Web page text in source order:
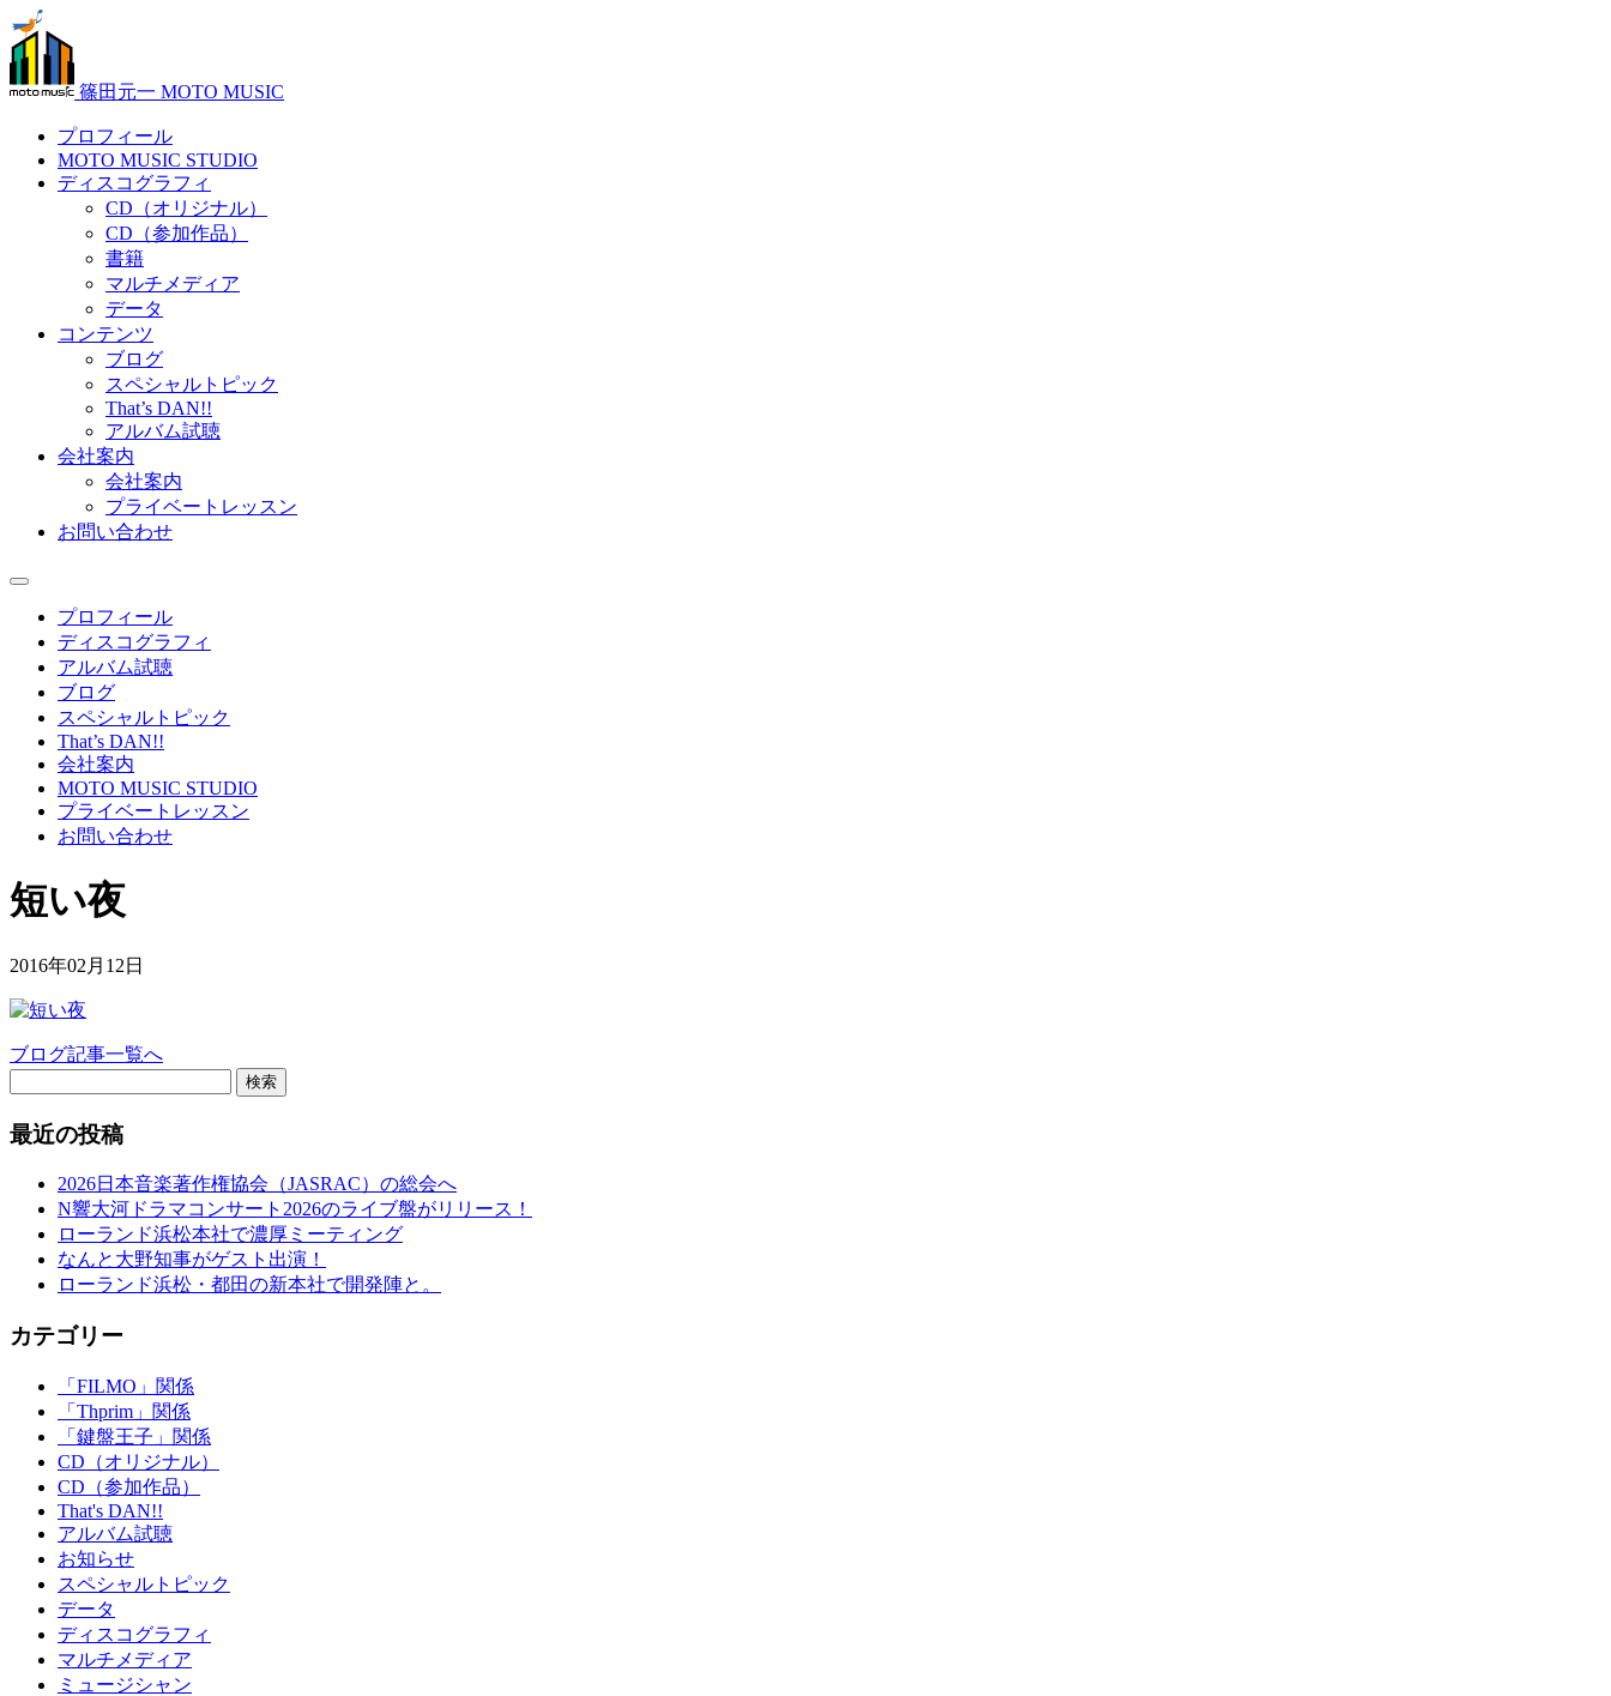
篠田元一 MOTO MUSIC
プロフィール
MOTO MUSIC STUDIO
ディスコグラフィ
CD（オリジナル）
CD（参加作品）
書籍
マルチメディア
データ
コンテンツ
ブログ
スペシャルトピック
That’s DAN!!
アルバム試聴
会社案内
会社案内
プライベートレッスン
お問い合わせ
プロフィール
ディスコグラフィ
アルバム試聴
ブログ
スペシャルトピック
That’s DAN!!
会社案内
MOTO MUSIC STUDIO
プライベートレッスン
お問い合わせ
短い夜
2016年02月12日
ブログ記事一覧へ
検索
最近の投稿
2026日本音楽著作権協会（JASRAC）の総会へ
N響大河ドラマコンサート2026のライブ盤がリリース！
ローランド浜松本社で濃厚ミーティング
なんと大野知事がゲスト出演！
ローランド浜松・都田の新本社で開発陣と。
カテゴリー
「FILMO」関係
「Thprim」関係
「鍵盤王子」関係
CD（オリジナル）
CD（参加作品）
That's DAN!!
アルバム試聴
お知らせ
スペシャルトピック
データ
ディスコグラフィ
マルチメディア
ミュージシャン